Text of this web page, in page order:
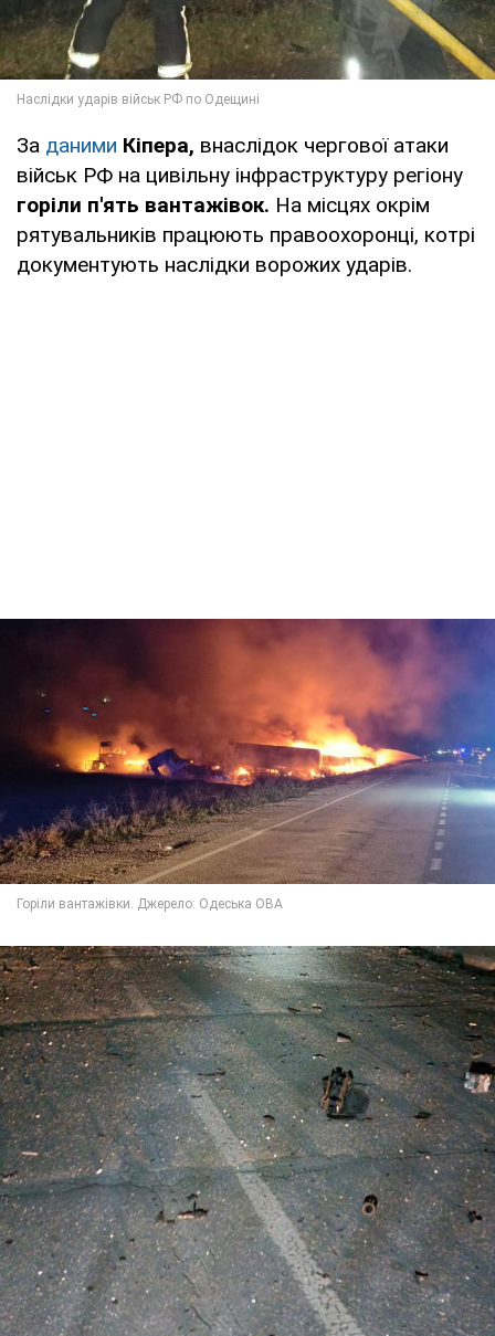
За даними Кіпера, внаслідок чергової атаки
військ РФ на цивільну інфраструктуру регіону
горіли п'ять вантажівок. На місцях окрім
рятувальників працюють правоохоронці, котрі
документують наслідки ворожих ударів.